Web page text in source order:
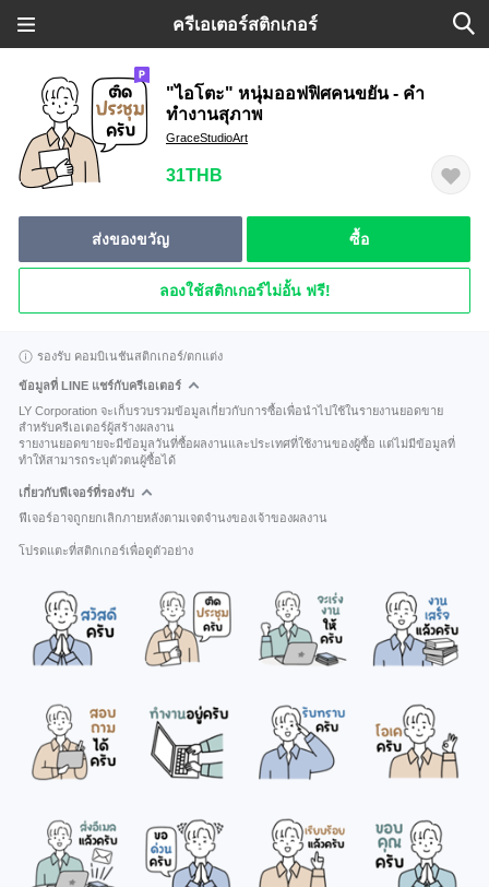
ครีเอเตอร์สติกเกอร์
"ไอโตะ" หนุ่มออฟฟิศคนขยัน - คำ
ทำงานสุภาพ
GraceStudioArt
31THB
ส่งของขวัญ ซื้อ
ลองใช้สติกเกอร์ไม่อั้น ฟรี!
รองรับ คอมบิเนชันสติกเกอร์/ตกแต่ง
ข้อมูลที่ LINE แชร์กับครีเอเตอร์
LY Corporation จะเก็บรวบรวมข้อมูลเกี่ยวกับการซื้อเพื่อนำไปใช้ในรายงานยอดขาย
สำหรับครีเอเตอร์ผู้สร้างผลงาน
รายงานยอดขายจะมีข้อมูลวันที่ซื้อผลงานและประเทศที่ใช้งานของผู้ซื้อ แต่ไม่มีข้อมูลที่
ทำให้สามารถระบุตัวตนผู้ซื้อได้
เกี่ยวกับฟีเจอร์ที่รองรับ
ฟีเจอร์อาจถูกยกเลิกภายหลังตามเจตจำนงของเจ้าของผลงาน
โปรดแตะที่สติกเกอร์เพื่อดูตัวอย่าง